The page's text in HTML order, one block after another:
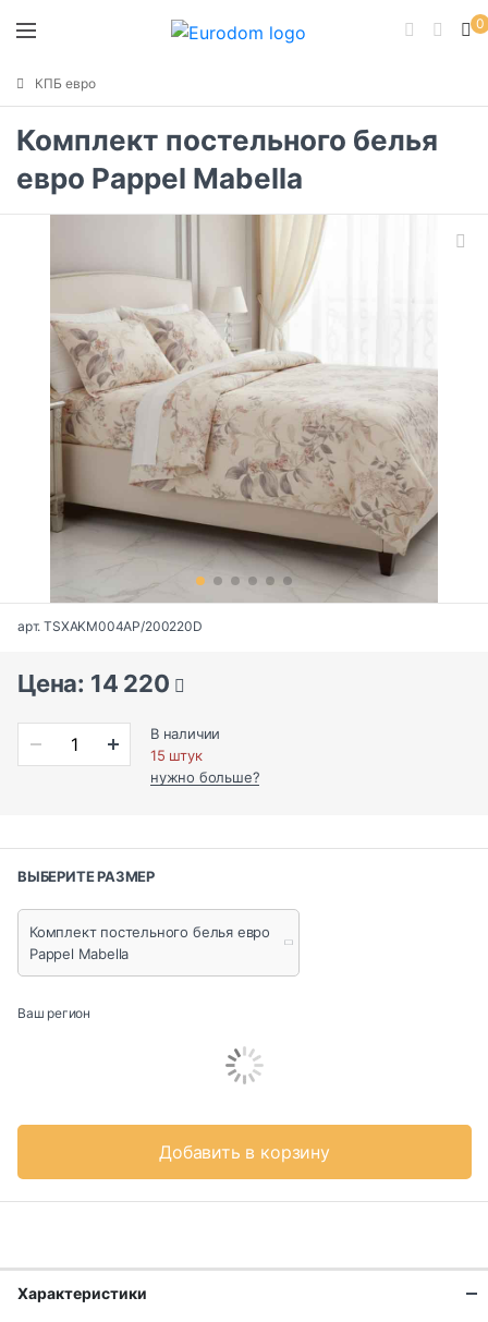
0
КПБ евро
Комплект постельного белья
евро Pappel Mabella
арт. TSXAKM004AP/200220D
Цена: 14 220
В наличии
15 штук
нужно больше?
ВЫБЕРИТЕ РАЗМЕР
Комплект постельного белья евро
Pappel Mabella
Ваш регион
Добавить в корзину
Характеристики